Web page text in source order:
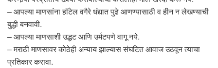
– आपल्या माणसांना हॉटेल वगैरे धंद्यात पुढे आणण्यासाठी व हीन न लेखण्याची
बुद्धी बनवावी.
– आपल्या माणसाशी उद्धट आणि उर्मटपणे वागू नये.
– मराठी माणसावर कोठेही अन्याय झाल्यास संघटित आवाज उठवून त्याचा
प्रतिकार करावा.